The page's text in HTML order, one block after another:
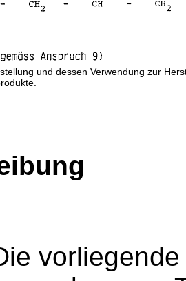
und dessen Verwendung zur